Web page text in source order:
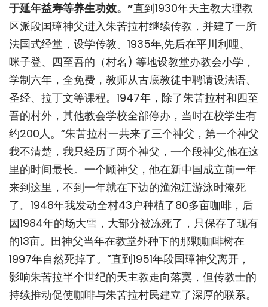
于延年益寿等养生功效。”直到1930年天主教大理教
区派段国璋神父进入朱苦拉村继续传教，并建了一所
法国式经堂，设学传教。1935年,先后在平川利哩、
咪子登、四至吾的（村名) 等地设教堂办教会小学，
学制六年，全免费，教师从古底教徒中聘请设法语、
圣经、拉丁文等课程。1947年，除了朱苦拉村和四至
吾的村外，其他教会学校全部停办，当时在校学生有
约200人。“朱苦拉村一共来了三个神父，第一个神父
我不清楚，我只经历了两个神父，一个段神父,他在这
里的时间最长。一个顾神父，他在新中国成立前一年
来到这里，不到一年就在下边的渔泡江游泳时淹死
了。1948年我发动全村43户种植了80多亩咖啡，后
因1984年的场大雪，大部分被冻死了，只保存了现有
的13亩。田神父当年在教堂外种下的那颗咖啡树在
1997年自然死掉了。”直到1951年段国璋神父离开，
影响朱苦拉半个世纪的天主教走向落寞，但传教士的
持续推动促使咖啡与朱苦拉村民建立了深厚的联系。